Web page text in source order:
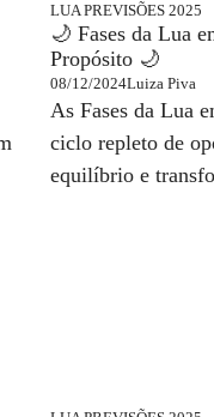
LUA PREVISÕES 2025
🌙 Fases da Lua
Propósito 🌙
08/12/2024Luiza Piva
As Fases da Lua
ciclo repleto de
equilíbrio e